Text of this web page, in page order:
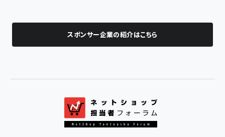
スポンサー企業の紹介はこちら